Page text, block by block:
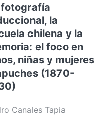
fotografía
la
chilena y la
el foco en
niñas y mujeres
(1870-
Canales Tapia